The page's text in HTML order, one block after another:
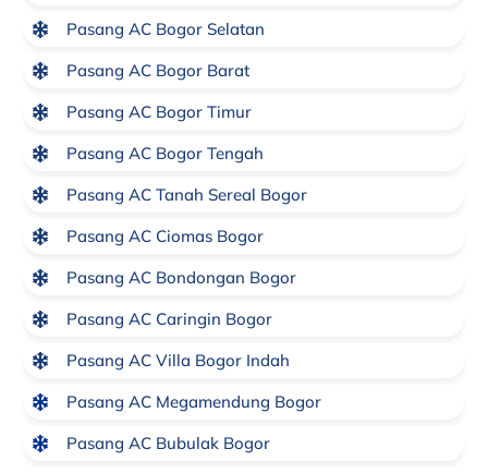
Pasang AC Bogor Selatan
Pasang AC Bogor Barat
Pasang AC Bogor Timur
Pasang AC Bogor Tengah
Pasang AC Tanah Sereal Bogor
Pasang AC Ciomas Bogor
Pasang AC Bondongan Bogor
Pasang AC Caringin Bogor
Pasang AC Villa Bogor Indah
Pasang AC Megamendung Bogor
Pasang AC Bubulak Bogor